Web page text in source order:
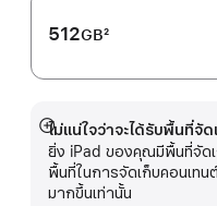
512GB2
ไม่แน่ใจว่าจะได้รับพื้นที่จั
ยิ่ง iPad ของคุณมีพื้นที่จัด
พื้นที่ในการจัดเก็บคอนเท
มากขึ้นเท่านั้น
แสดง
เพิ่ม
เติม